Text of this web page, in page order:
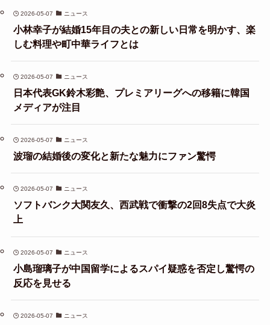
2026-05-07 ニュース
小林幸子が結婚15年目の夫との新しい日常を明かす、楽
しむ料理や町中華ライフとは
2026-05-07 ニュース
日本代表GK鈴木彩艶、プレミアリーグへの移籍に韓国
メディアが注目
2026-05-07 ニュース
波瑠の結婚後の変化と新たな魅力にファン驚愕
2026-05-07 ニュース
ソフトバンク大関友久、西武戦で衝撃の2回8失点で大炎
上
2026-05-07 ニュース
小島瑠璃子が中国留学によるスパイ疑惑を否定し驚愕の
反応を見せる
2026-05-07 ニュース